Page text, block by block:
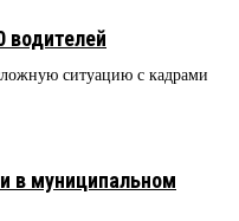
водителей
ситуацию с кадрами
в муниципальном